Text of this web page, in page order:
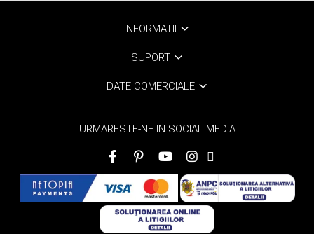
INFORMATII
SUPORT
DATE COMERCIALE
URMARESTE-NE IN SOCIAL MEDIA